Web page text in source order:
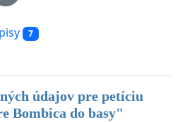
7
údajov pre petíciu
Bombica do basy"